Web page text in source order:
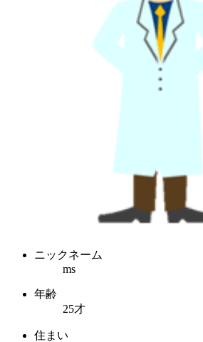
ニックネーム
ms
年齢
25才
住まい